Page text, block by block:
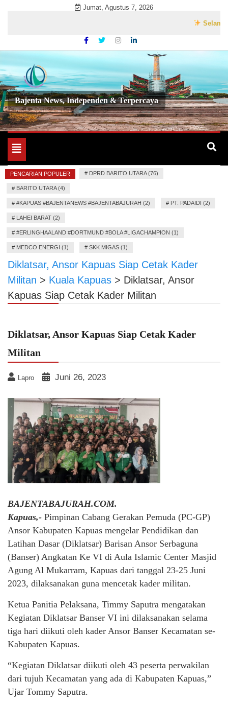
Jumat, Agustus 7, 2026
Selamat
Bajenta News, Independen & Terpercaya
Toggle
navigation
PENCARIAN POPULER # DPRD BARITO UTARA (76)
# BARITO UTARA (4)
# #KAPUAS #BAJENTANEWS #BAJENTABAJURAH (2) # PT. PADAIDI (2)
# LAHEI BARAT (2)
# #ERLINGHAALAND #DORTMUND #BOLA #LIGACHAMPION (1)
# MEDCO ENERGI (1) # SKK MIGAS (1)
Diklatsar, Ansor Kapuas Siap Cetak Kader
Militan > Kuala Kapuas > Diklatsar, Ansor
Kapuas Siap Cetak Kader Militan
Diklatsar, Ansor Kapuas Siap Cetak Kader
Militan
Lapro Juni 26, 2023
BAJENTABAJURAH.COM.
Kapuas,- Pimpinan Cabang Gerakan Pemuda (PC-GP)
Ansor Kabupaten Kapuas mengelar Pendidikan dan
Latihan Dasar (Diklatsar) Barisan Ansor Serbaguna
(Banser) Angkatan Ke VI di Aula Islamic Center Masjid
Agung Al Mukarram, Kapuas dari tanggal 23-25 Juni
2023, dilaksanakan guna mencetak kader militan.
Ketua Panitia Pelaksana, Timmy Saputra mengatakan
Kegiatan Diklatsar Banser VI ini dilaksanakan selama
tiga hari diikuti oleh kader Ansor Banser Kecamatan se-
Kabupaten Kapuas.
“Kegiatan Diklatsar diikuti oleh 43 peserta perwakilan
dari tujuh Kecamatan yang ada di Kabupaten Kapuas,”
Ujar Tommy Saputra.